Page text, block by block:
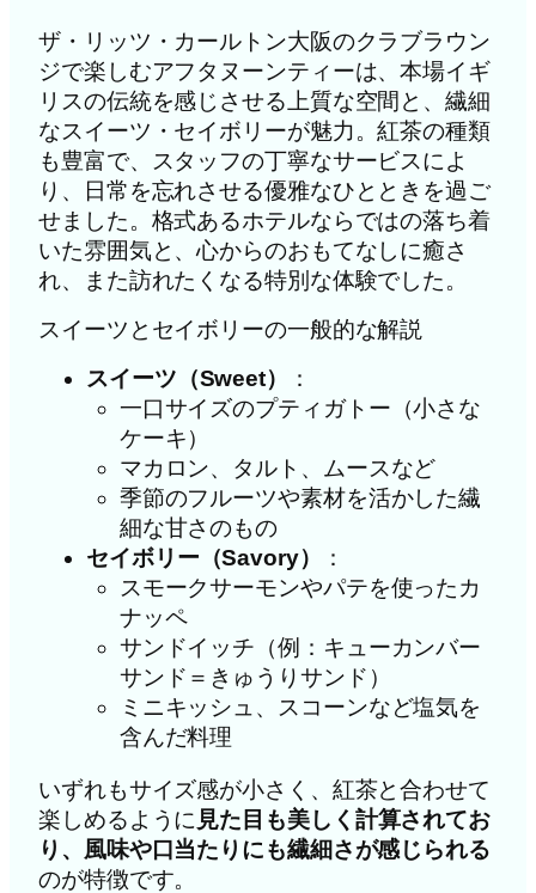
ザ・リッツ・カールトン大阪のクラブラウン
ジで楽しむアフタヌーンティーは、本場イギ
リスの伝統を感じさせる上質な空間と、繊細
なスイーツ・セイボリーが魅力。紅茶の種類
も豊富で、スタッフの丁寧なサービスによ
り、日常を忘れさせる優雅なひとときを過ご
せました。格式あるホテルならではの落ち着
いた雰囲気と、心からのおもてなしに癒さ
れ、また訪れたくなる特別な体験でした。
スイーツとセイボリーの一般的な解説
スイーツ（Sweet）
：
一口サイズのプティガトー（小さな
ケーキ）
マカロン、タルト、ムースなど
季節のフルーツや素材を活かした繊
細な甘さのもの
セイボリー（Savory）
：
スモークサーモンやパテを使ったカ
ナッペ
サンドイッチ（例：キューカンバー
サンド＝きゅうりサンド）
ミニキッシュ、スコーンなど塩気を
含んだ料理
いずれもサイズ感が小さく、紅茶と合わせて
楽しめるように 見た目も美しく計算されてお
り、風味や口当たりにも繊細さが感じられる
のが特徴です。